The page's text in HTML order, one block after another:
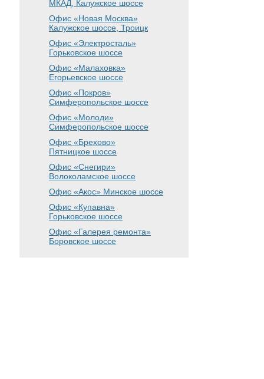
МКАД, Калужское шоссе
Офис «Новая Москва»
Калужское шоссе, Троицк
Офис «Электросталь»
Горьковское шоссе
Офис «Малаховка»
Егорьевское шоссе
Офис «Покров»
Симферопольское шоссе
Офис «Молоди»
Симферопольское шоссе
Офис «Брехово»
Пятницкое шоссе
Офис «Снегири»
Волоколамское шоссе
Офис «Акос» Минское шоссе
Офис «Купавна»
Горьковское шоссе
Офис «Галерея ремонта»
Боровское шоссе